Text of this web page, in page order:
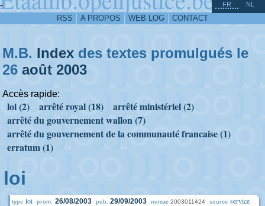
-
RSS A PROPOS WEB LOG CONTACT
FR NL
M.B. Index des textes promulgués le
26 août 2003
Accès rapide:
loi (2) arrêté royal (18)
arrêté ministériel (2)
arrêté du gouvernement wallon (7)
arrêté du gouvernement de la communauté francaise (1)
erratum (1)
loi
type loi prom. 26/08/2003 pub. 29/09/2003 numac 2003011424 source service
^